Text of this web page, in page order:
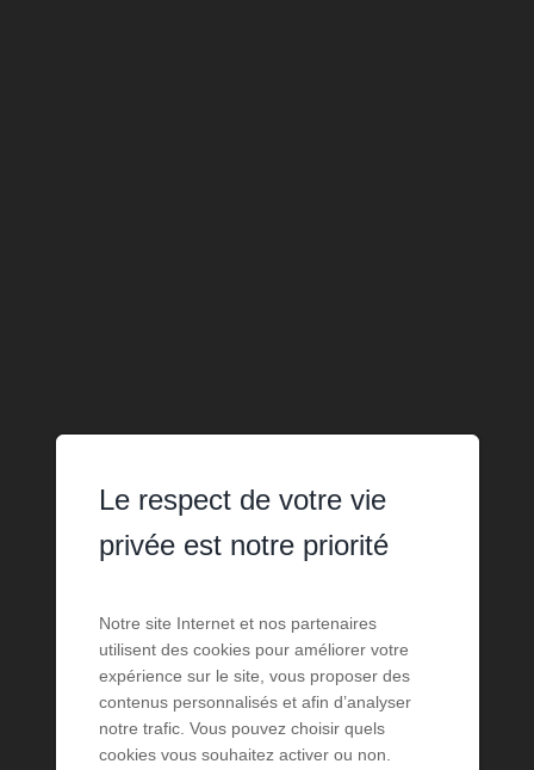
Le respect de votre vie
privée est notre priorité
Notre site Internet et nos partenaires
utilisent des cookies pour améliorer votre
expérience sur le site, vous proposer des
contenus personnalisés et afin d’analyser
notre trafic. Vous pouvez choisir quels
cookies vous souhaitez activer ou non.